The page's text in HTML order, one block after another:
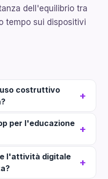
dell'equilibrio tra
tempo sui dispositivi
costruttivo
per l'educazione
l'attività digitale